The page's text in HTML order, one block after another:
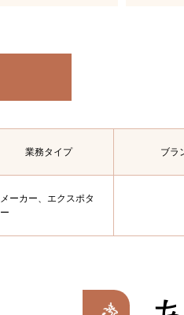
業務タイプ ブラ
メーカー、エクスポタ
ー